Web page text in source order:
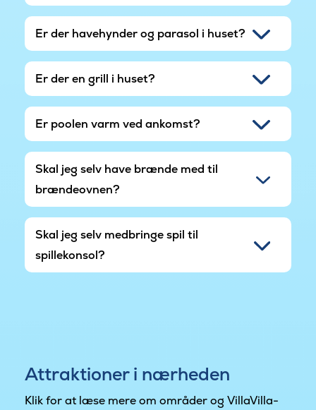
Er der havehynder og parasol i huset?
Er der en grill i huset?
Er poolen varm ved ankomst?
Skal jeg selv have brænde med til
brændeovnen?
Skal jeg selv medbringe spil til
spillekonsol?
Attraktioner i nærheden
Klik for at læse mere om områder og VillaVilla-